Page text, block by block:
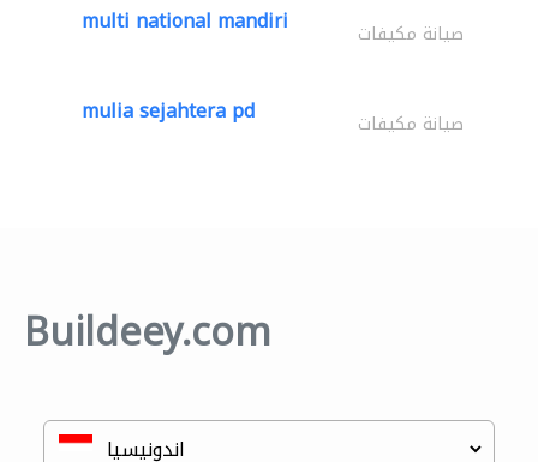
multi national mandiri صيانة مكيفات
mulia sejahtera pd صيانة مكيفات
Buildeey.com